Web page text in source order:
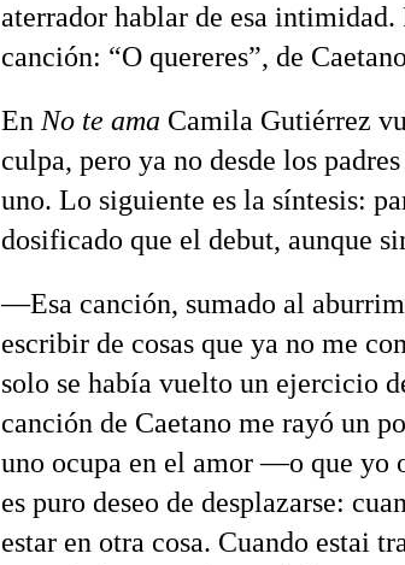
aterrador hablar de esa intimidad.
canción: “O quereres”, de
En No te ama Camila Gutiérrez
culpa, pero ya no desde los
uno. Lo siguiente es la síntesis:
dosificado que el debut, aunque
—Esa canción, sumado al
escribir de cosas que ya no me
solo se había vuelto un ejercicio
canción de Caetano me rayó un
uno ocupa en el amor —o que yo
es puro deseo de desplazarse:
estar en otra cosa. Cuando estai